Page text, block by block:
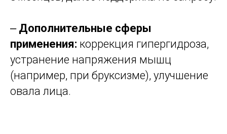
‒ Дополнительные сферы
применения: коррекция гипергидроза,
устранение напряжения мышц
(например, при бруксизме), улучшение
овала лица.